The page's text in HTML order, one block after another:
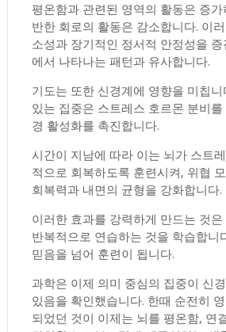
평온함과 관련된 영역의 활동은 증
반한 회로의 활동은 감소합니다. 이
소성과 장기적인 정서적 안정성을
에서 나타나는 패턴과 유사합니다.
기도는 또한 신경계에 영향을 미칩
있는 집중은 스트레스 호르몬 분비
경 활성화를 촉진합니다.
시간이 지남에 따라 이는 뇌가 스트
적으로 회복하도록 훈련시켜, 위협
회복력과 내면의 균형을 강화합니다.
이러한 효과를 강력하게 만드는 것
반복적으로 연습하는 것을 학습합니
믿음을 넘어 훈련이 됩니다.
과학은 이제 의미 중심의 집중이 신
있음을 확인했습니다. 한때 순전히
되었던 것이 이제는 뇌를 평온함, 연